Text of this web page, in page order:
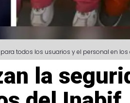
todos los usuarios y el personal en los
la